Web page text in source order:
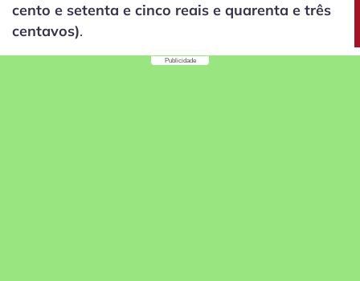
cento e setenta e cinco reais e quarenta e três
centavos).
Publicidade